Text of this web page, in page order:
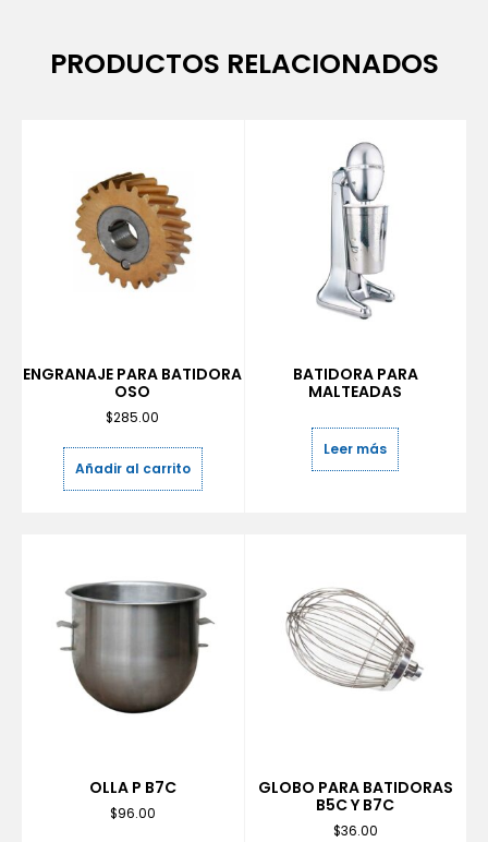
PRODUCTOS RELACIONADOS
ENGRANAJE PARA BATIDORA
OSO
$285.00
Añadir al carrito
BATIDORA PARA
MALTEADAS
Leer más
OLLA P B7C
$96.00
GLOBO PARA BATIDORAS
B5C Y B7C
$36.00